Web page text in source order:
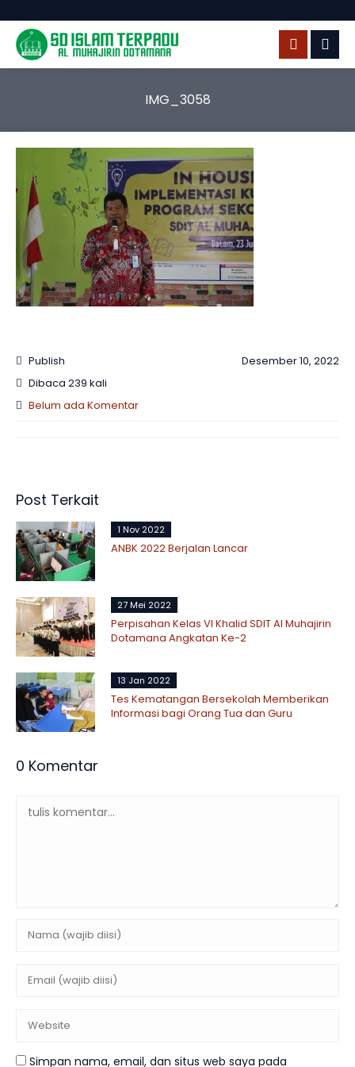
IMG_3058
Publish
Desember 10, 2022
Dibaca 239 kali
Belum ada Komentar
Post Terkait
1 Nov 2022
ANBK 2022 Berjalan Lancar
27 Mei 2022
Perpisahan Kelas VI Khalid SDIT Al Muhajirin
Dotamana Angkatan Ke-2
13 Jan 2022
Tes Kematangan Bersekolah Memberikan
Informasi bagi Orang Tua dan Guru
0 Komentar
Simpan nama, email, dan situs web saya pada